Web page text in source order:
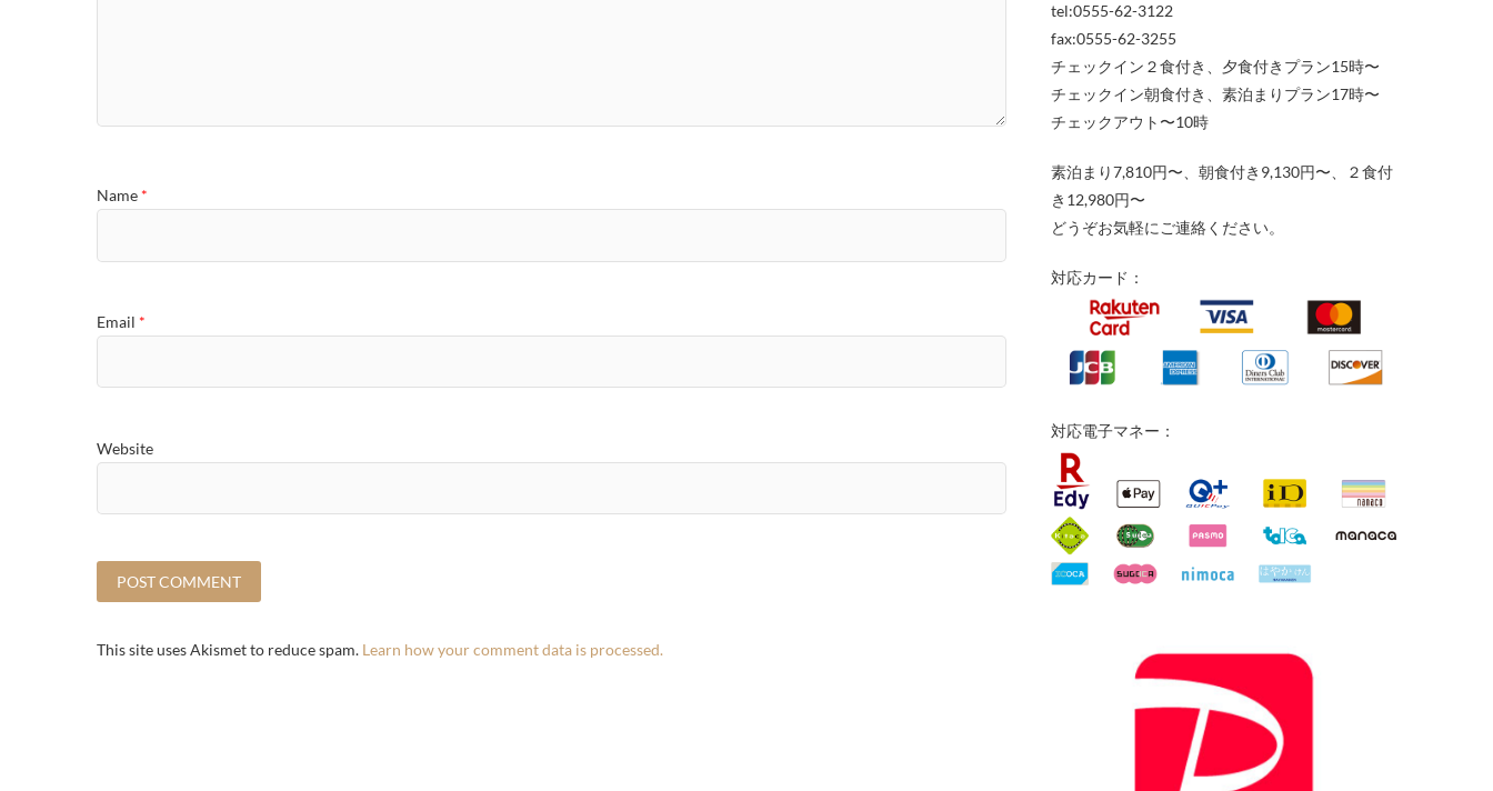
Name *
Email *
Website
This site uses Akismet to reduce spam. Learn how your comment data is processed.
tel:0555-62-3122
fax:0555-62-3255
チェックイン２食付き、夕食付きプラン15時〜
チェックイン朝食付き、素泊まりプラン17時〜
チェックアウト〜10時
素泊まり7,810円〜、朝食付き9,130円〜、２食付
き12,980円〜
どうぞお気軽にご連絡ください。
対応カード：
対応電子マネー：